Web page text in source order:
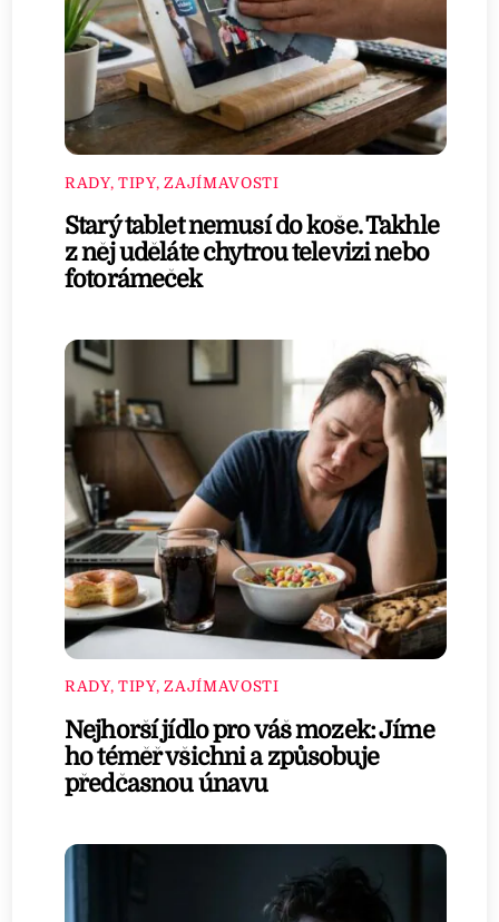
RADY, TIPY, ZAJÍMAVOSTI
Starý tablet nemusí do koše. Takhle
z něj uděláte chytrou televizi nebo
fotorámeček
RADY, TIPY, ZAJÍMAVOSTI
Nejhorší jídlo pro váš mozek: Jíme
ho téměř všichni a způsobuje
předčasnou únavu